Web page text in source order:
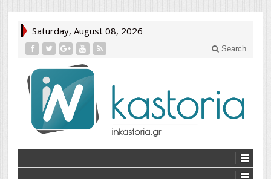
Saturday, August 08, 2026
Search